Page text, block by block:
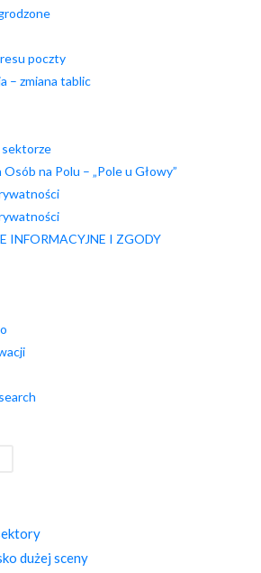
poczty
– zmiana tablic
Osób na Polu – „Pole u Głowy”
INFORMACYJNE I ZGODY
dużej sceny